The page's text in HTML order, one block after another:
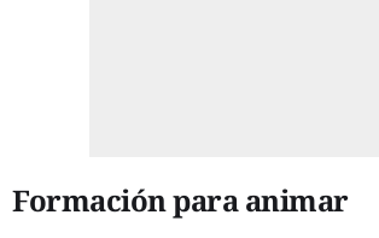
Formación para animar